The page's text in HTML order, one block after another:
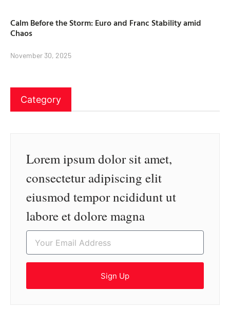
Calm Before the Storm: Euro and Franc Stability amid
Chaos
November 30, 2025
Category
Lorem ipsum dolor sit amet,
consectetur adipiscing elit
eiusmod tempor ncididunt ut
labore et dolore magna
Sign Up